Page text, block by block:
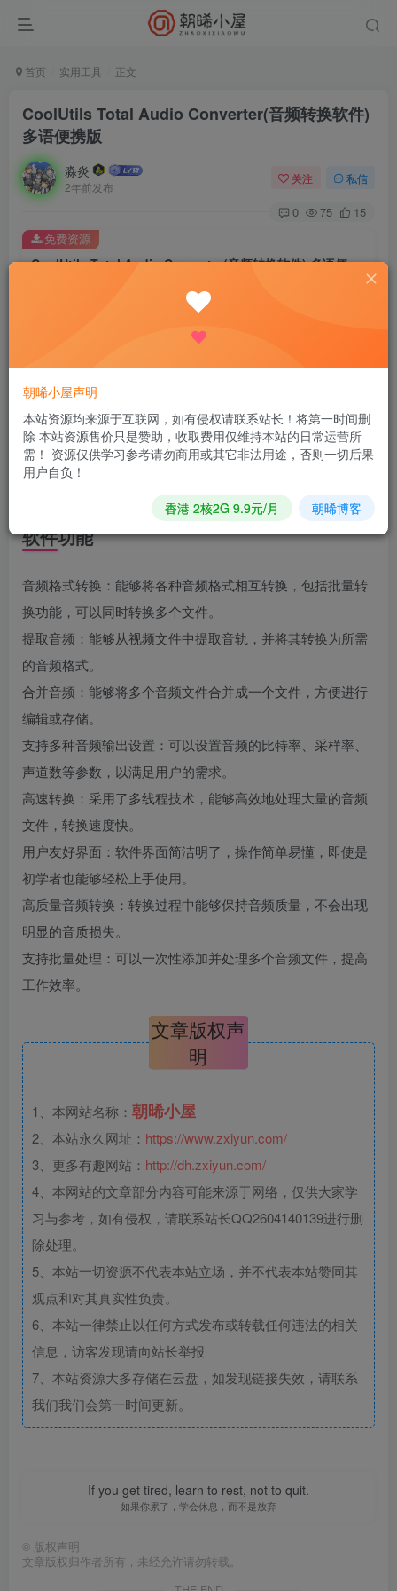
首页 实用工具 正文
CoolUtils Total Audio Converter(音频转换软件)
多语便携版
淼炎
2年前发布
关注 私信
0 75 15
CoolUtils Total Audio Converter(音频转换软件) 多语便携版
登录查看
免费资源
CoolUtils Audio音频转换是一款功能强大的音频格式转换软
件。它可以将几乎所有常见的音频格式相互转换，包括
MP3、WAV、WMA、FLAC、AAC、OGG等。
软件功能
音频格式转换：能够将各种音频格式相互转换，包括批量转
换功能，可以同时转换多个文件。
提取音频：能够从视频文件中提取音轨，并将其转换为所需
的音频格式。
合并音频：能够将多个音频文件合并成一个文件，方便进行
编辑或存储。
支持多种音频输出设置：可以设置音频的比特率、采样率、
声道数等参数，以满足用户的需求。
高速转换：采用了多线程技术，能够高效地处理大量的音频
文件，转换速度快。
用户友好界面：软件界面简洁明了，操作简单易懂，即使是
初学者也能够轻松上手使用。
高质量音频转换：转换过程中能够保持音频质量，不会出现
明显的音质损失。
支持批量处理：可以一次性添加并处理多个音频文件，提高
工作效率。
文章版权声
明
1、本网站名称： 朝晞小屋
2、本站永久网址： https://www.zxiyun.com/
3、更多有趣网站： http://dh.zxiyun.com/
4、本网站的文章部分内容可能来源于网络，仅供大家学
习与参考，如有侵权，请联系站长QQ2604140139进行删
除处理。
5、本站一切资源不代表本站立场，并不代表本站赞同其
观点和对其真实性负责。
6、本站一律禁止以任何方式发布或转载任何违法的相关
信息，访客发现请向站长举报
7、本站资源大多存储在云盘，如发现链接失效，请联系
我们我们会第一时间更新。
If you get tired, learn to rest, not to quit.
如果你累了，学会休息，而不是放弃
© 版权声明
文章版权归作者所有，未经允许请勿转载。
朝晞小屋声明
本站资源均来源于互联网，如有侵权请联系站长！将第一时间删
除 本站资源售价只是赞助，收取费用仅维持本站的日常运营所
需！ 资源仅供学习参考请勿商用或其它非法用途，否则一切后果
用户自负！
香港 2核2G 9.9元/月 朝晞博客